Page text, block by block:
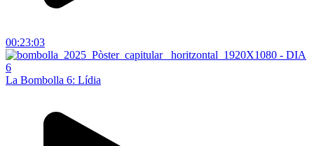
00:23:03
La Bombolla 6: Lídia